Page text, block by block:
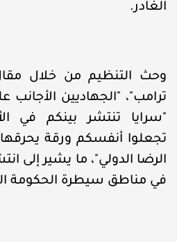
الغادر.
وحث التنظيم من خلال
ترامب"، "الجهاديين الأجانب
"سرايا تنتشر بينكم في
تجعلوا أنفسكم ورقة
الرضا الدولي"، ما يشير إلى
في مناطق سيطرة الحكومة